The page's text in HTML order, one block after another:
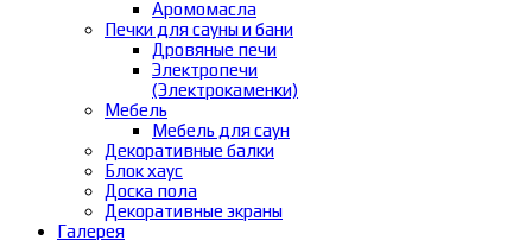
Аромомасла
Печки для сауны и бани
Дровяные печи
Электропечи
(Электрокаменки)
Мебель
Мебель для саун
Декоративные балки
Блок хаус
Доска пола
Декоративные экраны
Галерея